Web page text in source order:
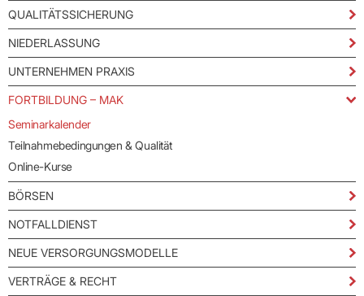
QUALITÄTSSICHERUNG
NIEDERLASSUNG
UNTERNEHMEN PRAXIS
FORTBILDUNG – MAK
Seminarkalender
Teilnahmebedingungen & Qualität
Online-Kurse
BÖRSEN
NOTFALLDIENST
NEUE VERSORGUNGSMODELLE
VERTRÄGE & RECHT